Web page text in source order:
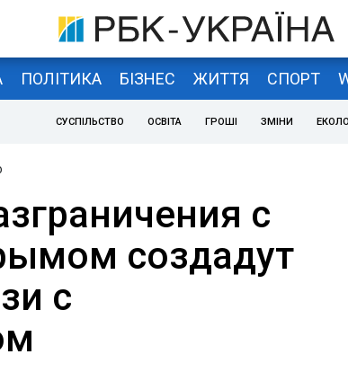
ПОЛІТИКА БІЗНЕС ЖИТТЯ СПОРТ
СУСПІЛЬСТВО ОСВІТА ГРОШІ ЗМІНИ
с
создадут
с